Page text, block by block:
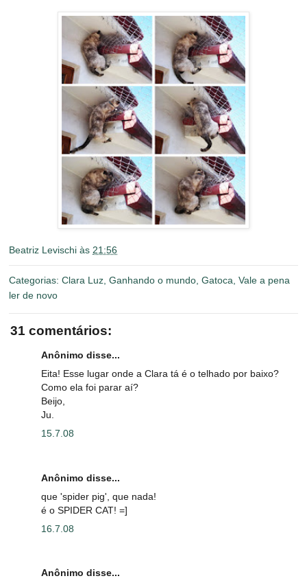
Beatriz Levischi às 21:56
Categorias: Clara Luz Ganhando o mundo Gatoca Vale a pena
ler de novo
31 comentários:
Anônimo disse...
Eita! Esse lugar onde a Clara tá é o telhado por baixo?
Como ela foi parar aí?
Beijo,
Ju.
15.7.08
Anônimo disse...
que 'spider pig', que nada!
é o SPIDER CAT! =]
16.7.08
Anônimo disse...